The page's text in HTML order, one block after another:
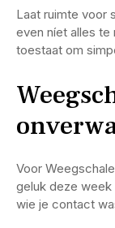
Laat ruimte voor
even níet alles te
toestaat om
Voor
geluk deze
wie je contact